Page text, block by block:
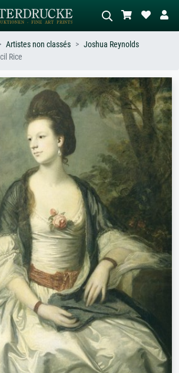
ou style –
de Hokusai,
Décrivez la scène – ex. prairie verte,
abstrait avec beaucoup de rouge,
tableau sombre, nu debout près d'un
arbre.
Artistes non classés
Joshua Reynolds
Rice